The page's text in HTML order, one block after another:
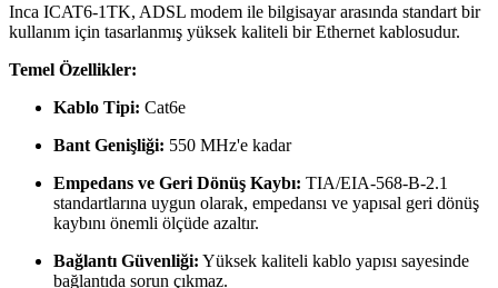
Inca ICAT6-1TK, ADSL modem ile bilgisayar arasında standart bir
kullanım için tasarlanmış yüksek kaliteli bir Ethernet kablosudur.
Temel Özellikler:
Kablo Tipi: Cat6e
Bant Genişliği: 550 MHz'e kadar
Empedans ve Geri Dönüş Kaybı: TIA/EIA-568-B-2.1
standartlarına uygun olarak, empedansı ve yapısal geri dönüş
kaybını önemli ölçüde azaltır.
Bağlantı Güvenliği: Yüksek kaliteli kablo yapısı sayesinde
bağlantıda sorun çıkmaz.